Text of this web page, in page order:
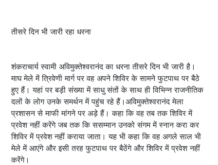
तीसरे दिन भी जारी रहा धरना
शंकराचार्य स्वामी अविमुक्तेश्वरानंद का धरना तीसरे दिन भी जारी है।
माघ मेले में त्रिवेणी मार्ग पर वह अपने शिविर के सामने फुटपाथ पर बैठे
हुए हैं। यहां पर बड़ी संख्या में साधु संतों के साथ ही विभिन्न राजनीतिक
दलों के लोग उनके समर्थन में पहुंच रहे हैं।अविमुक्तेश्वरानंद मेला
प्रशासन से माफी मांगने पर अड़े हैं। कहा कि वह तब तक शिविर में
प्रवेश नहीं करेंगे जब तक कि ससम्मान उनको संगम में स्नान करा कर
शिविर में प्रवेश नहीं कराया जाता। यह भी कहा कि वह अगले साल भी
मेले में आएंगे और इसी तरह फुटपाथ पर बैठेंगे और शिविर में प्रवेश नहीं
करेंगे।